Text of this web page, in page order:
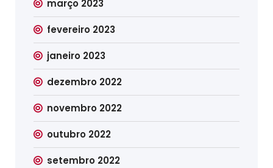
março 2023
fevereiro 2023
janeiro 2023
dezembro 2022
novembro 2022
outubro 2022
setembro 2022